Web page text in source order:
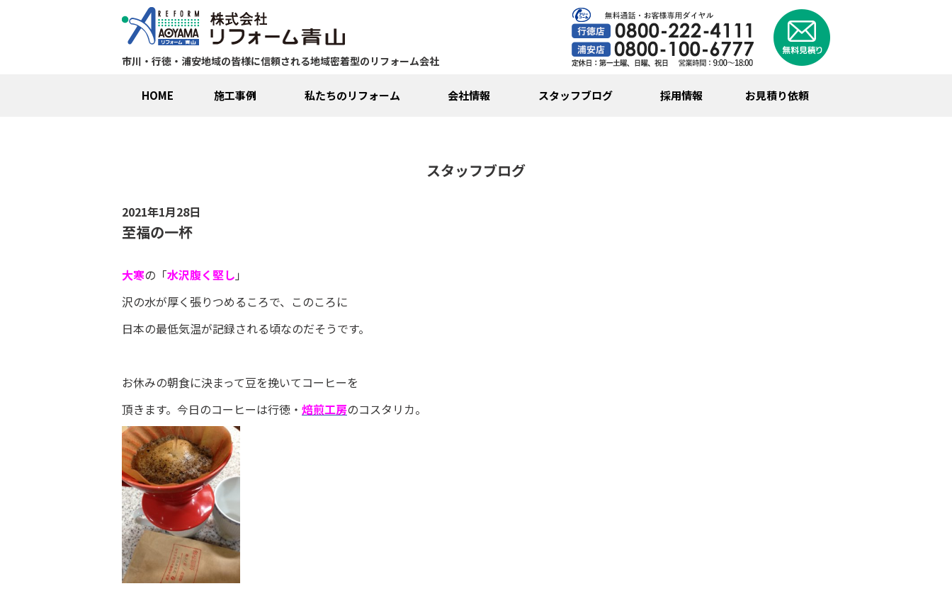
市川・行徳・浦安地域の皆様に信頼される地域密着型のリフォーム会社
HOME 施工事例 私たちのリフォーム 会社情報 スタッフブログ 採用情報 お見積り依頼
スタッフブログ
2021年1月28日
至福の一杯
大寒の「水沢腹く堅し 」
沢の水が厚く張りつめるころで、このころに
日本の最低気温が記録される頃なのだそうです。
お休みの朝食に決まって豆を挽いてコーヒーを
頂きます。今日のコーヒーは行徳・ 焙煎工房のコスタリカ。